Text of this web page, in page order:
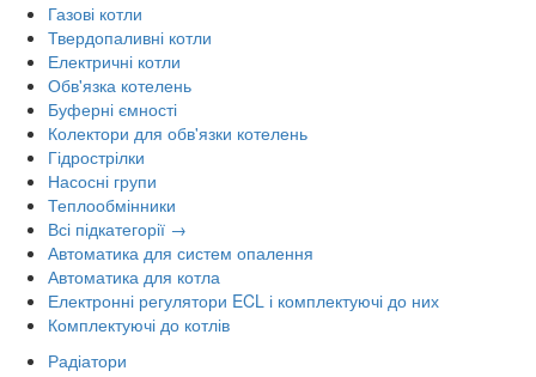
Газові котли
Твердопаливні котли
Електричні котли
Обв'язка котелень
Буферні ємності
Колектори для обв'язки котелень
Гідрострілки
Насосні групи
Теплообмінники
Всі підкатегорії →
Автоматика для систем опалення
Автоматика для котла
Електронні регулятори ECL і комплектуючі до них
Комплектуючі до котлів
Радіатори